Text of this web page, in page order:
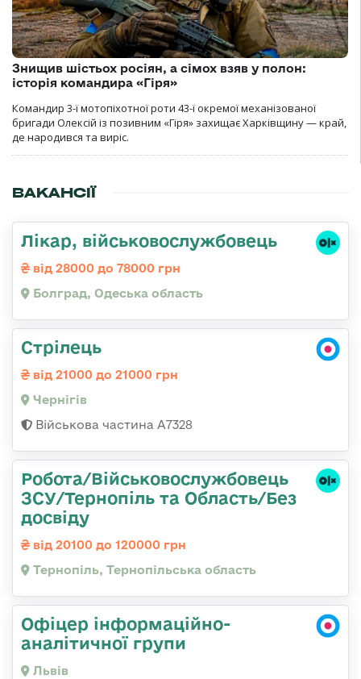
Знищив шістьох росіян, а сімох взяв у полон:
історія командира «Гіря»
Командир 3-ї мотопіхотної роти 43-ї окремої механізованої
бригади Олексій із позивним «Гіря» захищає Харківщину — край,
де народився та виріс.
ВАКАНСІЇ
Лікар, військовослужбовець
від 28000 до 78000 грн
Болград, Одеська область
Стрілець
від 21000 до 21000 грн
Чернігів
Військова частина А7328
Робота/Військовослужбовець
ЗСУ/Тернопіль та Область/Без
досвіду
від 20100 до 120000 грн
Тернопіль, Тернопільська область
Офіцер інформаційно-
аналітичної групи
Львів